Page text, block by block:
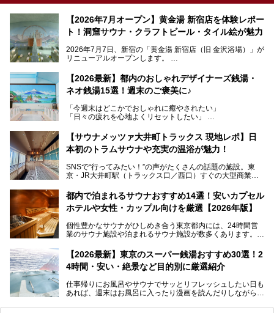
【2026年7月オープン】黄金湯 新宿店を体験レポー
ト！洞窟サウナ・クラフトビール・タイル絵が魅力
2026年7月7日、新宿の「黄金湯 新宿店（旧 金沢浴場）」が
リニューアルオープンします。
レトロでノスタルジックなタイル絵はそのまま、昔からここ
を知る地元の人にも、新しく足を運んでくれる人にも愛され
る、今の時代の"銭湯"として生まれ変わりました。洞窟のよ
ビアバーなど、新しく登場したスポットも併せて紹介しま
す。充実した設備があるのに、基本の入浴料が銭湯価格の5
【2026最新】都内のおしゃれデザイナーズ銭湯・
ネオ銭湯15選！週末のご褒美に♪
「今週末はどこかでおしゃれに癒やされたい」
「日々の疲れを心地よくリセットしたい」
となっている新しいスタイルの銭湯です。
最近、SNSやメディアで「デザイナーズ銭湯」や「ネオ銭
本記事では、そもそもこれらがどんな銭湯なのか、その気に
いおしゃれな名店15選を、おすすめの順番で一挙にご紹介
します。
【サウナメッツァ大井町トラックス 現地レポ】日
本初のトラムサウナや充実の温浴が魅力！
SNSで“行ってみたい！”の声がたくさんの話題の施設。東
京・JR大井町駅（トラックス口／西口）すぐの大型商業施
ツァ大井町トラックス」がニューオープン。施設の様子をレ
ポ―トします。
都内で泊まれるサウナおすすめ14選！安いカプセル
ホテルや女性・カップル向けを厳選【2026年版】
個性豊かなサウナがひしめき合う東京都内には、24時間営
業のサウナ施設や泊まれるサウナ施設が数多くあります。
を旅の目的とする「サ旅」や自分へのご褒美のための宿泊な
ど、自分の好きなタイミングで好きなだけサ活ができるのが
魅力です。
最近では、男性専用施設だけでなく、カップルや女性に嬉し
い個室サウナも増えてきました。
【2026最新】東京のスーパー銭湯おすすめ30選！2
4時間・安い・絶景など目的別に厳選紹介
仕事帰りにお風呂やサウナでサッとリフレッシュしたい日も
あれば、週末はお風呂に入ったり漫画を読んだりしながら一